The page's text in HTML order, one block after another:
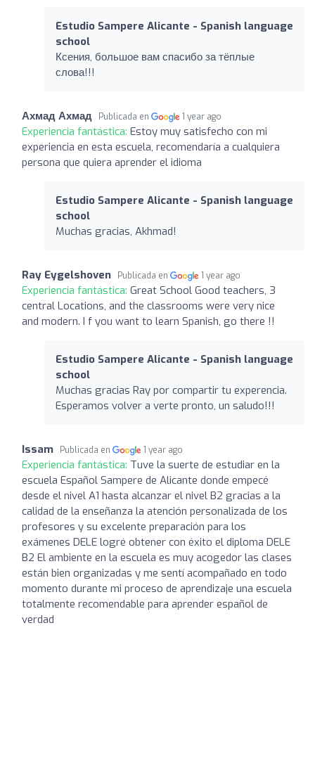
Estudio Sampere Alicante - Spanish language
school
Ксения, большое вам спасибо за тёплые
слова!!!
Ахмад Ахмад Publicada en 1 year ago
Experiencia fantástica: Estoy muy satisfecho con mi
experiencia en esta escuela, recomendaría a cualquiera
persona que quiera aprender el idioma
Estudio Sampere Alicante - Spanish language
school
Muchas gracias, Akhmad!
Ray Eygelshoven Publicada en 1 year ago
Experiencia fantástica: Great School Good teachers, 3
central Locations, and the classrooms were very nice
and modern. I f you want to learn Spanish, go there !!
Estudio Sampere Alicante - Spanish language
school
Muchas gracias Ray por compartir tu experencia.
Esperamos volver a verte pronto, un saludo!!!
Issam Publicada en 1 year ago
Experiencia fantástica: Tuve la suerte de estudiar en la
escuela Español Sampere de Alicante donde empecé
desde el nivel A1 hasta alcanzar el nivel B2 gracias a la
calidad de la enseñanza la atención personalizada de los
profesores y su excelente preparación para los
exámenes DELE logré obtener con éxito el diploma DELE
B2 El ambiente en la escuela es muy acogedor las clases
están bien organizadas y me sentí acompañado en todo
momento durante mi proceso de aprendizaje una escuela
totalmente recomendable para aprender español de
verdad